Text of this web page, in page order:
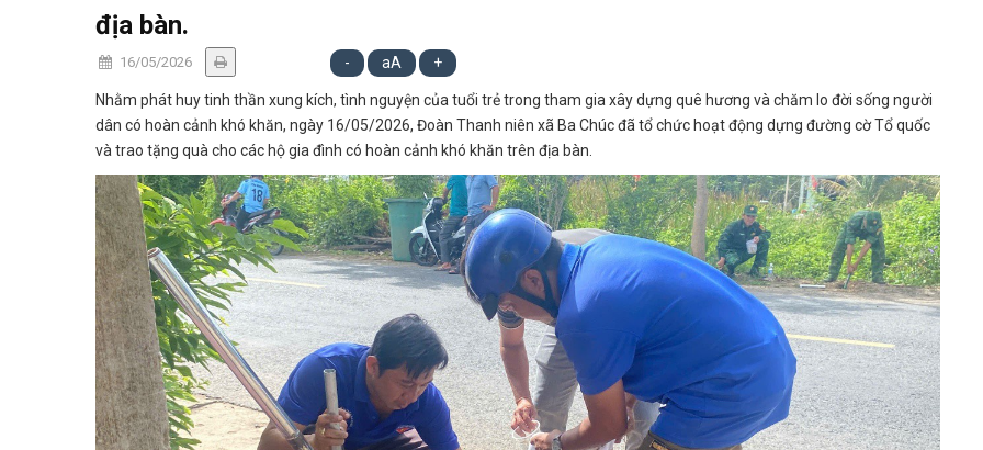
địa bàn.
16/05/2026 - aA +
Nhằm phát huy tinh thần xung kích, tình nguyện của tuổi trẻ trong tham gia xây dựng quê hương và chăm lo đời sống người
dân có hoàn cảnh khó khăn, ngày 16/05/2026, Đoàn Thanh niên xã Ba Chúc đã tổ chức hoạt động dựng đường cờ Tổ quốc
và trao tặng quà cho các hộ gia đình có hoàn cảnh khó khăn trên địa bàn.